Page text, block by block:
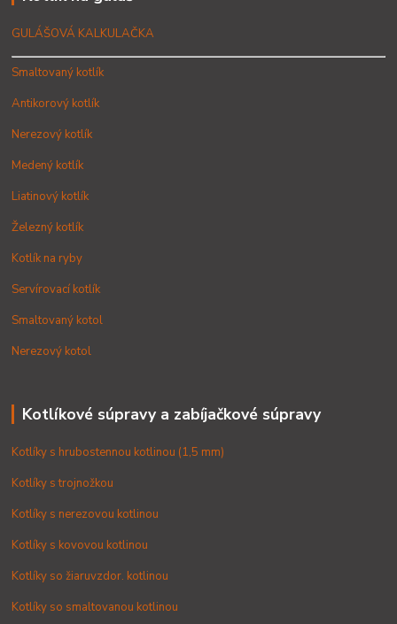
GULÁŠOVÁ KALKULAČKA
Smaltovaný kotlík
Antikorový kotlík
Nerezový kotlík
Medený kotlík
Liatinový kotlík
Železný kotlík
Kotlík na ryby
Servírovací kotlík
Smaltovaný kotol
Nerezový kotol
Kotlíkové súpravy a zabíjačkové súpravy
Kotlíky s hrubostennou kotlinou (1,5 mm)
Kotlíky s trojnožkou
Kotlíky s nerezovou kotlinou
Kotlíky s kovovou kotlinou
Kotlíky so žiaruvzdor. kotlinou
Kotlíky so smaltovanou kotlinou